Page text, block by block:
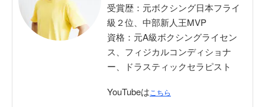
受賞歴：元ボクシング日本フライ
級２位、中部新人王MVP
資格：元A級ボクシングライセン
ス、フィジカルコンディショナ
ー、ドラスティックセラピスト
YouTubeは こちら